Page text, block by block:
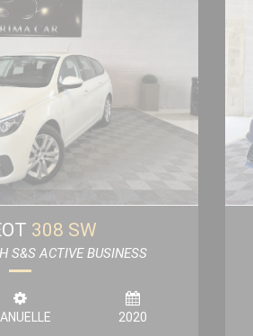
308 SW
S&S ACTIVE BUSINESS
2020